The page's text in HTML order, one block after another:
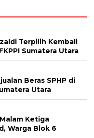
Terpilih Kembali
Sumatera Utara
Beras SPHP di
Utara
Ketiga
Warga Blok 6